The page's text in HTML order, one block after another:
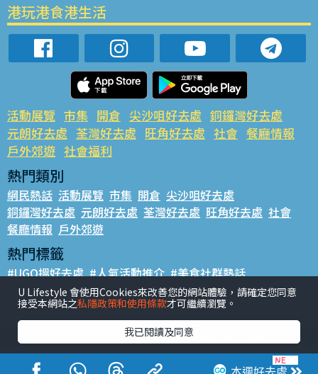
港玩港食港生活
活動展覽 市集 開倉 尖沙咀好去處 銅鑼灣好去處
元朗好去處 荃灣好去處 旺角好去處 社會 餐廳情報
戶外郊遊 社會福利
熱門類別
網民熱話 活動展覽 市集 開倉 尖沙咀好去處
銅鑼灣好去處 元朗好去處 荃灣好去處 旺角好去處 社會
餐廳情報 戶外郊遊
熱門標籤
#UGO搵好去處 #人氣活動推介 #美食社群熱話
#親子玩樂好去處 #ULifestyle應用程式 #限時搶
#UJetso禮物放送 #ULifestyle商戶中心 #著數
香港經濟日報版權所有©2026
U Lifestyle 會使用Cookies來改善您的網站體驗，請確定您同意
接受本網站之私隱政策和使用條款才可繼續瀏覽。
我已閱讀及同意